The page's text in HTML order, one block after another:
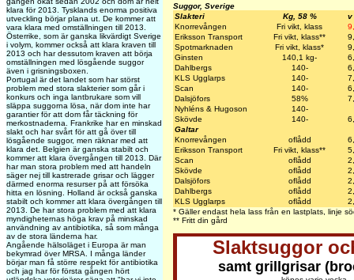
klara för 2013. Tysklands enorma positiva
utveckling börjar plana ut. De kommer att
vara klara med omställningen till 2013.
Österrike, som är ganska likvärdigt Sverige
i volym, kommer också att klara kraven till
2013 och har dessutom kraven att börja
omställningen med lösgående suggor
även i grisningsboxen.
Portugal är det landet som har störst
problem med stora slakterier som går i
konkurs och inga lantbrukare som vill
släppa suggorna lösa, när dom inte har
garantier för att dom får täckning för
merkostnaderna. Frankrike har en minskad
slakt och har svårt för att gå över till
lösgående suggor, men räknar med att
klara det. Belgien är ganska stabilt och
kommer att klara övergången till 2013. Där
har man stora problem med att handeln
säger nej till kastrerade grisar och lägger
därmed enorma resurser på att försöka
hitta en lösning. Holland är också ganska
stabilt och kommer att klara övergången till
2013. De har stora problem med att klara
myndigheternas höga krav på minskad
användning av antibiotika, så som många
av de stora länderna har.
Angående hälsoläget i Europa är man
bekymrad över MRSA. I många länder
börjar man få större respekt för antibiotika
och jag har för första gången hört
Suggor, Sverige
Slakteri
Kg, 58 %
v
Knorrevången
Fri vikt, klass
Eriksson Transport
Fri vikt, klass**
Spotmarknaden
Fri vikt, klass*
Ginsten
140,1 kg-
Dahlbergs
140-
KLS Ugglarps
140-
Scan
140-
Dalsjöfors
58%
Nyhléns & Hugoson
140-
Skövde
140-
Galtar
Knorrevången
oflådd
Eriksson Transport
Fri vikt, klass**
Scan
oflådd
Skövde
oflådd
Dalsjöfors
oflådd
Dahlbergs
oflådd
KLS Ugglarps
oflådd
* Gäller endast hela lass från en lastplats, linje
** Fritt din gård
Slaktsuggor
samt grillgrisar